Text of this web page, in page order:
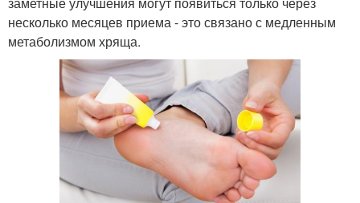
несколько месяцев приема - это связано с медленным
метаболизмом хряща.